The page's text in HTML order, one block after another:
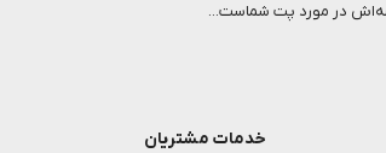
در مورد پت شماست...
خدمات مشتریان